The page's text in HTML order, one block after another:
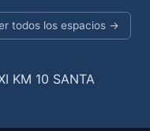
todos los espacios →